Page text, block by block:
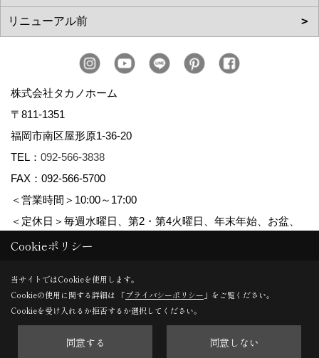
株式会社タカノホーム
〒811-1351
福岡市南区屋形原1-36-20
TEL： 092-566-3838
FAX：092-566-5700
＜営業時間＞10:00～17:00
＜定休日＞毎週水曜日、第2・第4火曜日、年末年始、お盆、
ゴールデンウィーク、夏季休暇
Copyright (c) TAKANO CONSTRUCTION CO.,LTD. All Rights Reserved.
Cookieポリシー
当サイトではCookieを使用します。
Cookieの使用に関する詳細は 「プライバシーポリシー 」をご覧ください。
Cookieを受け入れるか拒否するか選択してください。
同意する 同意しない